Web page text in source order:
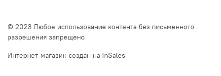
© 2023 Любое использование контента без письменного
разрешения запрещено
Интернет-магазин создан на inSales